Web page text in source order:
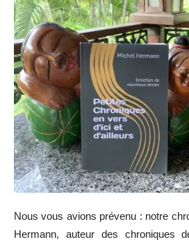
Nous vous avions prévenu : notre
Hermann, auteur des chroniques